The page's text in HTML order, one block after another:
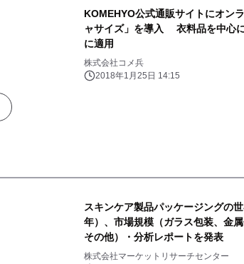
KOMEHYO公式通販サイトにオン
ャサイズ」を導入 衣料品を中心
に適用
株式会社コメ兵
2018年1月25日 14:15
スキンケア製品パッケージングの
年）、市場規模（ガラス包装、金
その他）・分析レポートを発表
株式会社マーケットリサーチセンター